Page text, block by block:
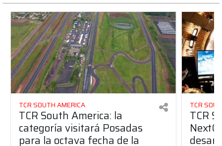
TCR SOUTH AMERICA
TCR South America: la
categoría visitará Posadas
para la octava fecha de la
TCR
TCR